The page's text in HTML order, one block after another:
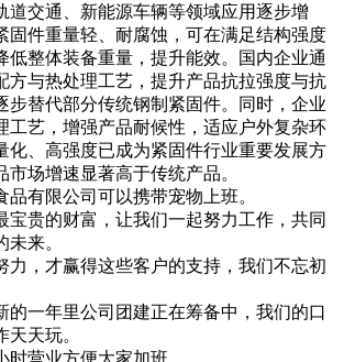
道交通、新能源车辆等领域应用逐步增
固件重量轻、耐腐蚀，可在满足结构强度
低整体装备重量，提升能效。国内企业通
方与热处理工艺，提升产品抗拉强度与抗
步替代部分传统钢制紧固件。同时，企业
工艺，增强产品耐候性，适应户外复杂环
化、高强度已成为紧固件行业重要发展方
市场增速显著高于传统产品。
品有限公司可以携带宠物上班。
宝贵的财富，让我们一起努力工作，共同
来。
力，才赢得这些客户的支持，我们不忘初
的一年里公司团建正在筹备中，我们的口
天玩。
时营业方便大家加班。